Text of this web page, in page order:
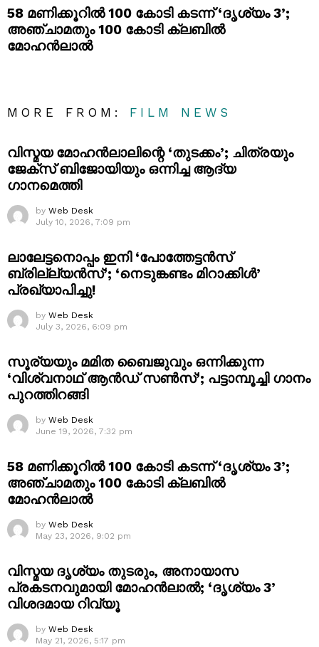
58 മണിക്കൂറിൽ 100 കോടി കടന്ന് ‘ദൃശ്യം 3’;
അഞ്ചാമതും 100 കോടി ക്ലബിൽ
മോഹൻലാൽ
MORE FROM: FILM NEWS
വിസ്മയ മോഹൻലാലിന്റെ ‘തുടക്കം’; ചിത്രയും
ജേക്സ് ബിജോയിയും ഒന്നിച്ച ആദ്യ
ഗാനമെത്തി
by Web Desk
July 10, 2026, 7:09 pm
ലാലേട്ടനൊപ്പം ഇനി ‘പോത്തേട്ടൻസ്
ബ്രില്ല്യൻസ്’; ‘നെടുങ്കണ്ടം മിറാക്കിൾ’
പ്രഖ്യാപിച്ചു!
by Web Desk
July 3, 2026, 6:09 pm
സൂര്യയും മമിത ബൈജുവും ഒന്നിക്കുന്ന
‘വിശ്വനാഥ് ആൻഡ് സൺസ്’; പട്ടാമ്പൂച്ചി ഗാനം
പുറത്തിറങ്ങി
by Web Desk
June 19, 2026, 7:32 pm
58 മണിക്കൂറിൽ 100 കോടി കടന്ന് ‘ദൃശ്യം 3’;
അഞ്ചാമതും 100 കോടി ക്ലബിൽ
മോഹൻലാൽ
by Web Desk
May 23, 2026, 9:02 pm
വിസ്മയ ദൃശ്യം തുടരും, അനായാസ
പ്രകടനവുമായി മോഹൻലാൽ; ‘ദൃശ്യം 3’
വിശദമായ റിവ്യൂ
by Web Desk
May 21, 2026, 5:17 pm